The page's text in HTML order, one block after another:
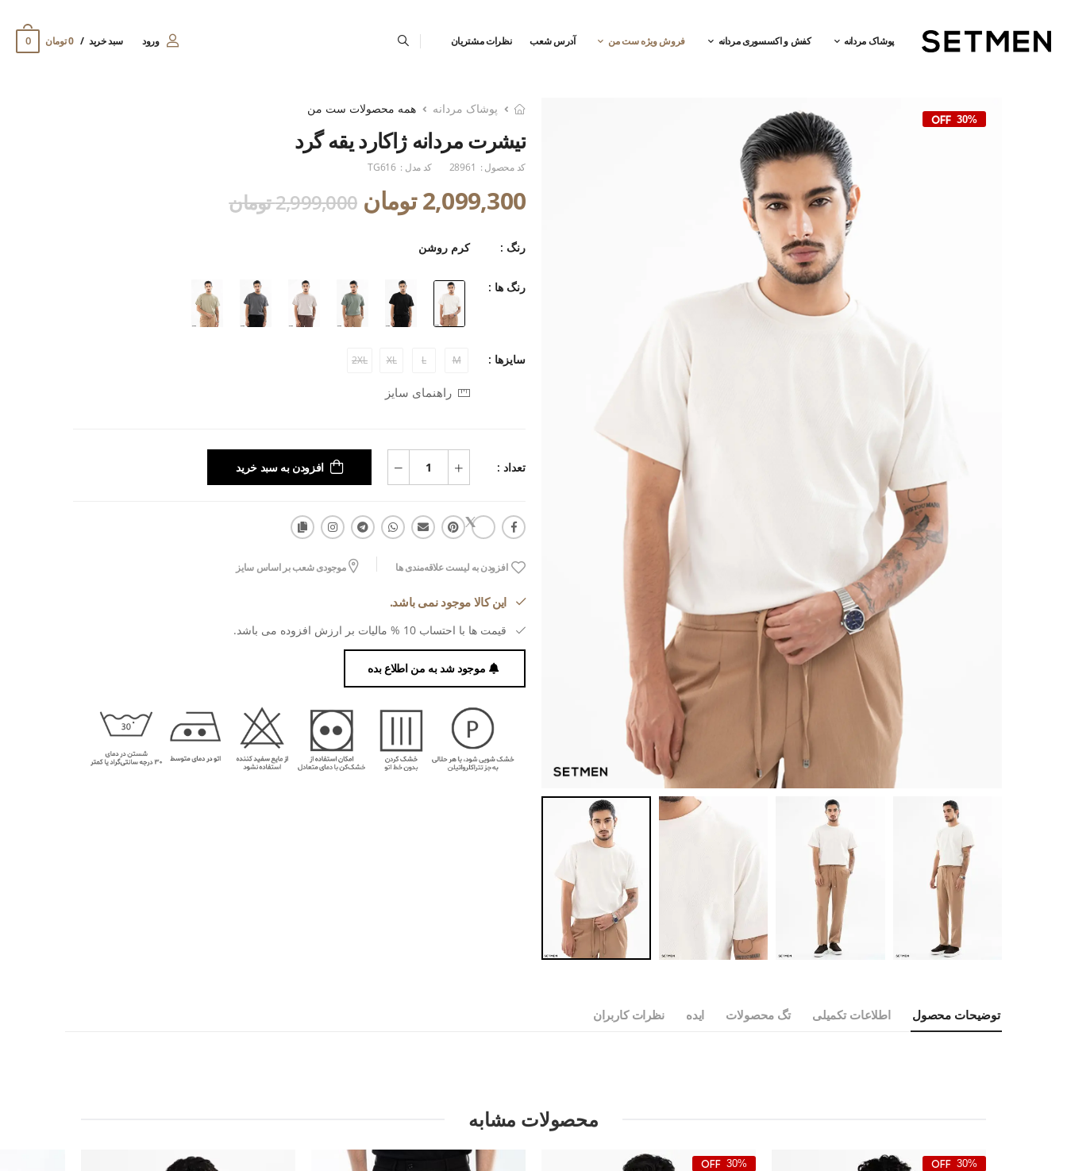
پوشاک مردانه کفش و اکسسوری مردانه فروش ویژه ست من آدرس شعب نظرات مشتریان ورود سبد خرید 0 تومان 0
30%
پوشاک مردانه همه محصولات ست من
تیشرت مردانه ژاکارد یقه گرد
کد محصول : 28961 کد مدل : TG616
2,099,300 تومان 2,999,000 تومان
رنگ : کرم روشن
رنگ ها :
سایزها : M
L
XL
2XL
راهنمای سایز
تعداد : افزودن به سبد خرید
افزودن به لیست علاقه‌مندی ها موجودی شعب بر اساس سایز
این کالا موجود نمی باشد.
قیمت ها با احتساب 10 % مالیات بر ارزش افزوده می باشد.
موجود شد به من اطلاع بده
توضیحات محصول اطلاعات تکمیلی تگ محصولات ایده نظرات کاربران
محصولات مشابه
30%
30%